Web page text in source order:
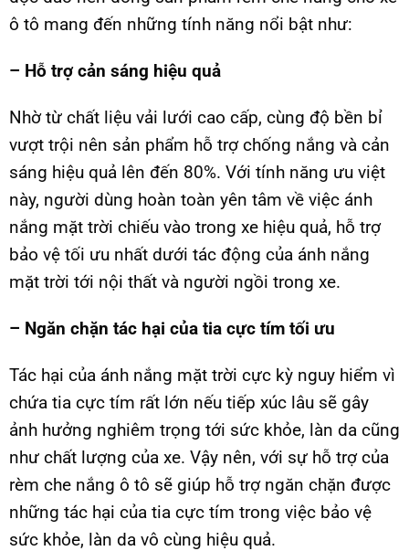
ô tô mang đến những tính năng nổi bật như:
– Hỗ trợ cản sáng hiệu quả
Nhờ từ chất liệu vải lưới cao cấp, cùng độ bền bỉ
vượt trội nên sản phẩm hỗ trợ chống nắng và cản
sáng hiệu quả lên đến 80%. Với tính năng ưu việt
này, người dùng hoàn toàn yên tâm về việc ánh
nắng mặt trời chiếu vào trong xe hiệu quả, hỗ trợ
bảo vệ tối ưu nhất dưới tác động của ánh nắng
mặt trời tới nội thất và người ngồi trong xe.
– Ngăn chặn tác hại của tia cực tím tối ưu
Tác hại của ánh nắng mặt trời cực kỳ nguy hiểm vì
chứa tia cực tím rất lớn nếu tiếp xúc lâu sẽ gây
ảnh hưởng nghiêm trọng tới sức khỏe, làn da cũng
như chất lượng của xe. Vậy nên, với sự hỗ trợ của
rèm che nắng ô tô sẽ giúp hỗ trợ ngăn chặn được
những tác hại của tia cực tím trong việc bảo vệ
sức khỏe, làn da vô cùng hiệu quả.